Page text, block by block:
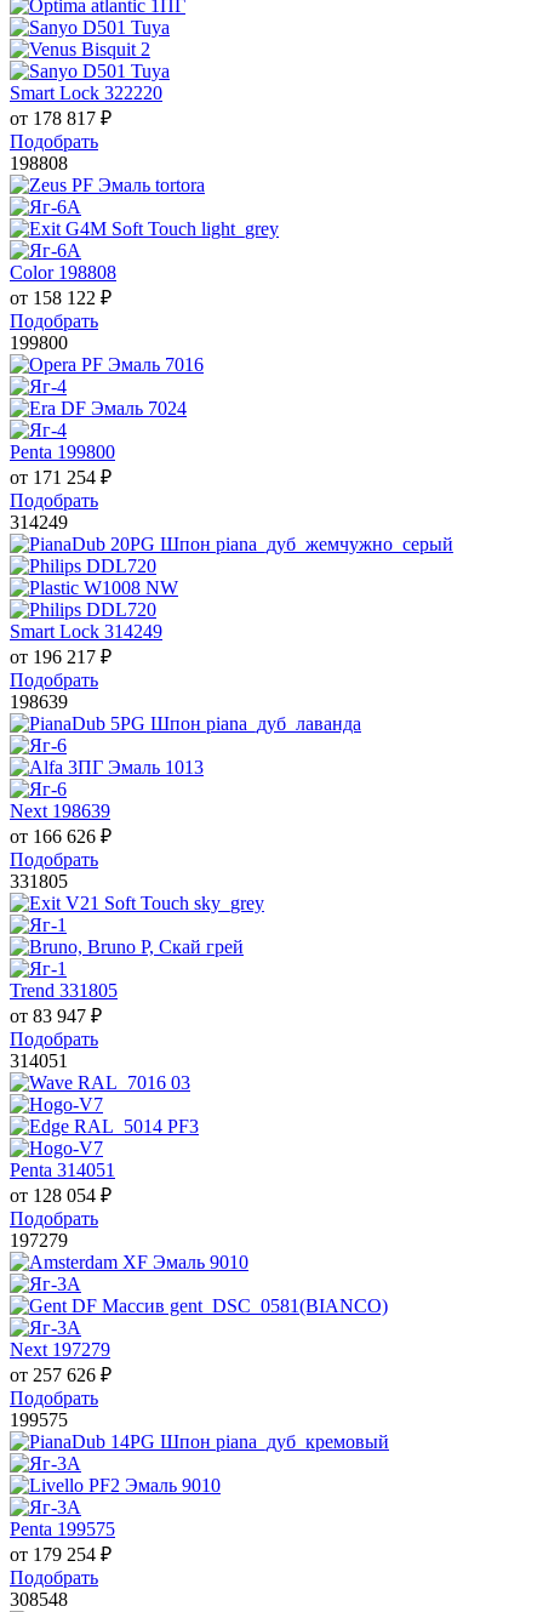
Smart Lock 322220
от 178 817 ₽
Подобрать
198808
Color 198808
от 158 122 ₽
Подобрать
199800
Penta 199800
от 171 254 ₽
Подобрать
314249
Smart Lock 314249
от 196 217 ₽
Подобрать
198639
Next 198639
от 166 626 ₽
Подобрать
331805
Trend 331805
от 83 947 ₽
Подобрать
314051
Penta 314051
от 128 054 ₽
Подобрать
197279
Next 197279
от 257 626 ₽
Подобрать
199575
Penta 199575
от 179 254 ₽
Подобрать
308548